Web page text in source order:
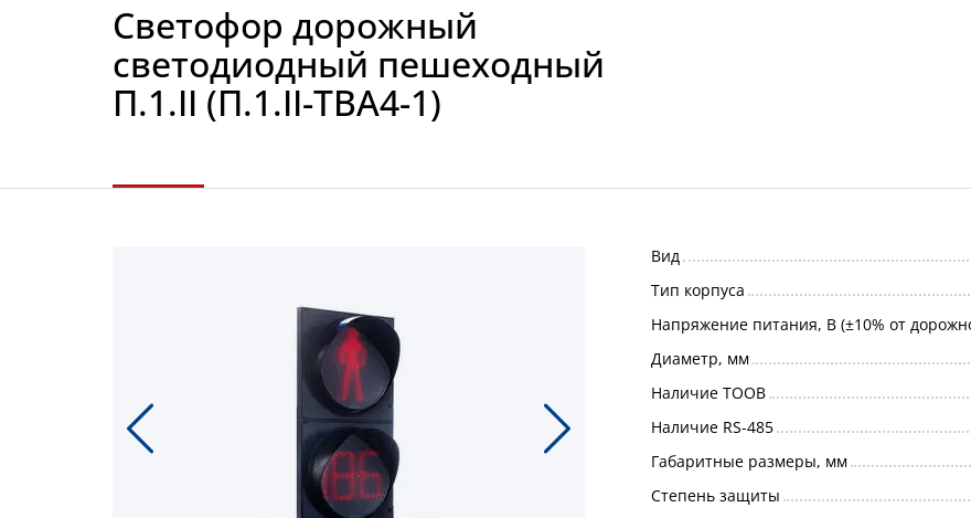
Светофор дорожный
светодиодный пешеходный
П.1.II (П.1.II-ТВА4-1)
Вид
Тип корпуса
Напряжение питания, В (±10% от
Диаметр, мм
Наличие ТООВ
Наличие RS-485
Габаритные размеры, мм
Степень защиты